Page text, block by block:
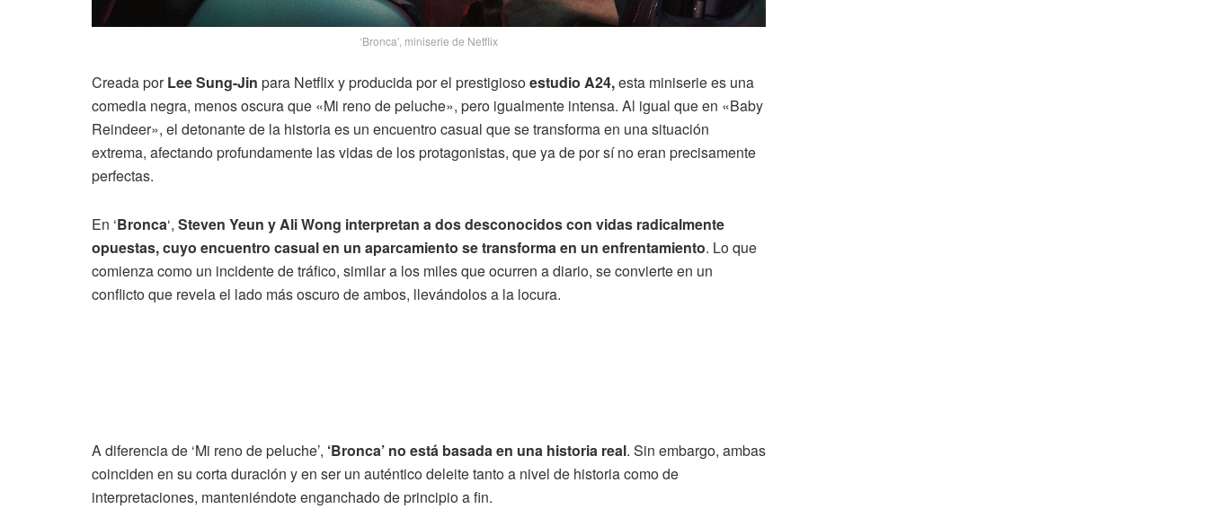
‘Bronca’, miniserie de Netflix
Creada porLee Sung-Jin para Netflix y producida por el prestigiosoestudio A24,esta miniserie es una
comedia negra, menos oscura que «Mi reno de peluche», pero igualmente intensa. Al igual que en «Baby
Reindeer», el detonante de la historia es un encuentro casual que se transforma en una situación
extrema, afectando profundamente las vidas de los protagonistas, que ya de por sí no eran precisamente
perfectas.
En ‘Bronca‘, Steven Yeun y Ali Wong interpretan a dos desconocidos con vidas radicalmente
opuestas, cuyo encuentro casual en un aparcamiento se transforma en un enfrentamiento. Lo que
comienza como un incidente de tráfico, similar a los miles que ocurren a diario, se convierte en un
conflicto que revela el lado más oscuro de ambos, llevándolos a la locura.
A diferencia de ‘Mi reno de peluche’, ‘Bronca’ no está basada en una historia real. Sin embargo, ambas
coinciden en su corta duración y en ser un auténtico deleite tanto a nivel de historia como de
interpretaciones, manteniéndote enganchado de principio a fin.